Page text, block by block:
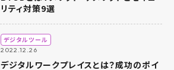
リティ対策9選
デジタルツール
2022.12.26
デジタルワークプレイスとは？成功のポイ